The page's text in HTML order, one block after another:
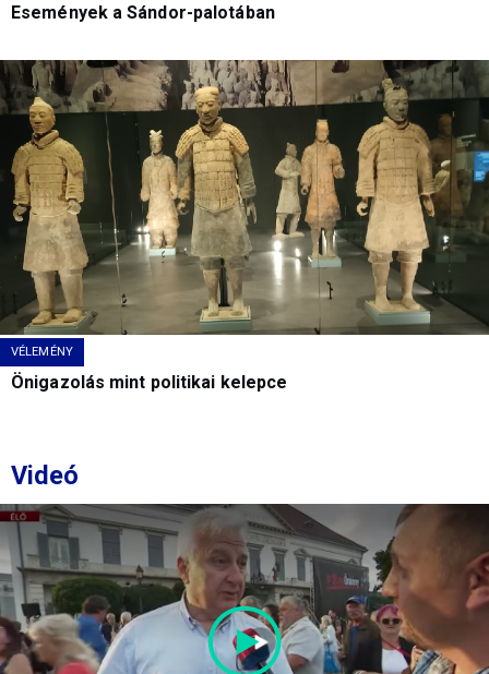
Események a Sándor-palotában
VÉLEMÉNY
Önigazolás mint politikai kelepce
Videó